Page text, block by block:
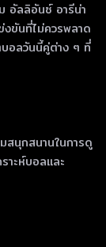
อัลลิอันซ์ อารีน่า
ขันที่ไม่ควรพลาด
อลวันนี้คู่ต่าง ๆ ที่
สนุกสนานในการดู
าะห์บอลและ